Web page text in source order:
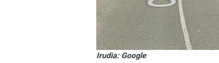
Irudia: Google